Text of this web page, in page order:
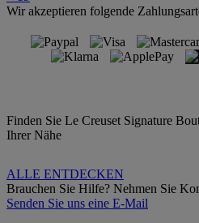
Wir akzeptieren folgende
Finden Sie Le Creuset Signature
Ihrer Nähe
ALLE ENTDECKEN
Brauchen Sie Hilfe? Nehmen Sie
Senden Sie uns eine E-Mail